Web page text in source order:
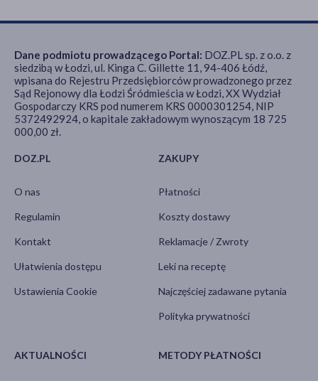
DOZ.PL
O nas
Regulamin
Kontakt
Ułatwienia dostępu
Ustawienia Cookie
ZAKUPY
Płatności
Koszty dostawy
Reklamacje / Zwroty
Leki na receptę
Najczęściej zadawane pytania
Polityka prywatności
AKTUALNOŚCI METODY PŁATNOŚCI
Dane podmiotu prowadzącego Portal: DOZ.PL sp. z o.o. z
siedzibą w Łodzi, ul. Kinga C. Gillette 11, 94-406 Łódź,
wpisana do Rejestru Przedsiębiorców prowadzonego przez
Sąd Rejonowy dla Łodzi Śródmieścia w Łodzi, XX Wydział
Gospodarczy KRS pod numerem KRS 0000301254, NIP
5372492924, o kapitale zakładowym wynoszącym 18 725
000,00 zł.